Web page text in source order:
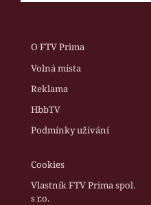
O FTV Prima
Volná místa
Reklama
HbbTV
Podmínky užívání
Cookies
Vlastník FTV Prima spol.
s r.o.